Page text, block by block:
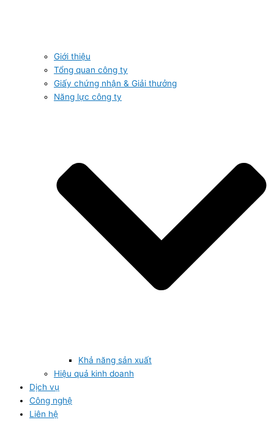
Giới thiệu
Tổng quan công ty
Giấy chứng nhận & Giải thưởng
Năng lực công ty
Khả năng sản xuất
Hiệu quả kinh doanh
Dịch vụ
Công nghệ
Liên hệ